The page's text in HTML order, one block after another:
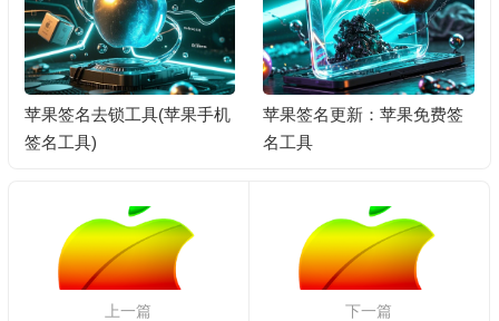
苹果签名去锁工具(苹果手机
签名工具)
苹果签名更新：苹果免费签
名工具
上一篇
下一篇